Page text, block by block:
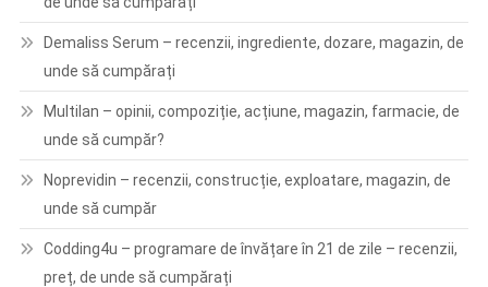
Demaliss Serum – recenzii, ingrediente, dozare, magazin, de
unde să cumpărați
Multilan – opinii, compoziție, acțiune, magazin, farmacie, de
unde să cumpăr?
Noprevidin – recenzii, construcție, exploatare, magazin, de
unde să cumpăr
Codding4u – programare de învățare în 21 de zile – recenzii,
preț, de unde să cumpărați